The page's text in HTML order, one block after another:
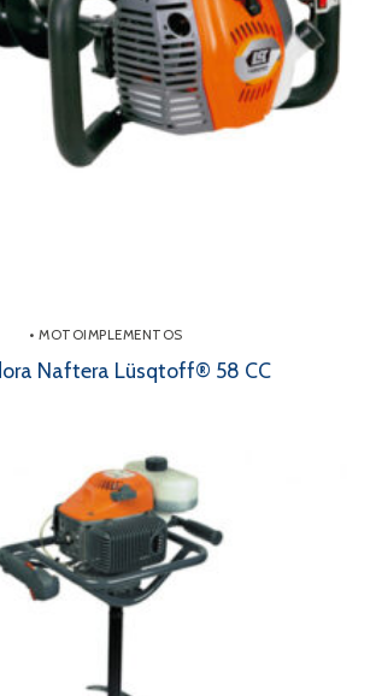
• MOTOIMPLEMENTOS
Naftera Lüsqtoff® 58 CC